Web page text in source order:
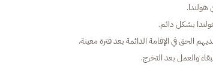
بشكل دائم.
الحق في الإقامة الدائمة بعد فترة معينة.
والعمل بعد التخرج.